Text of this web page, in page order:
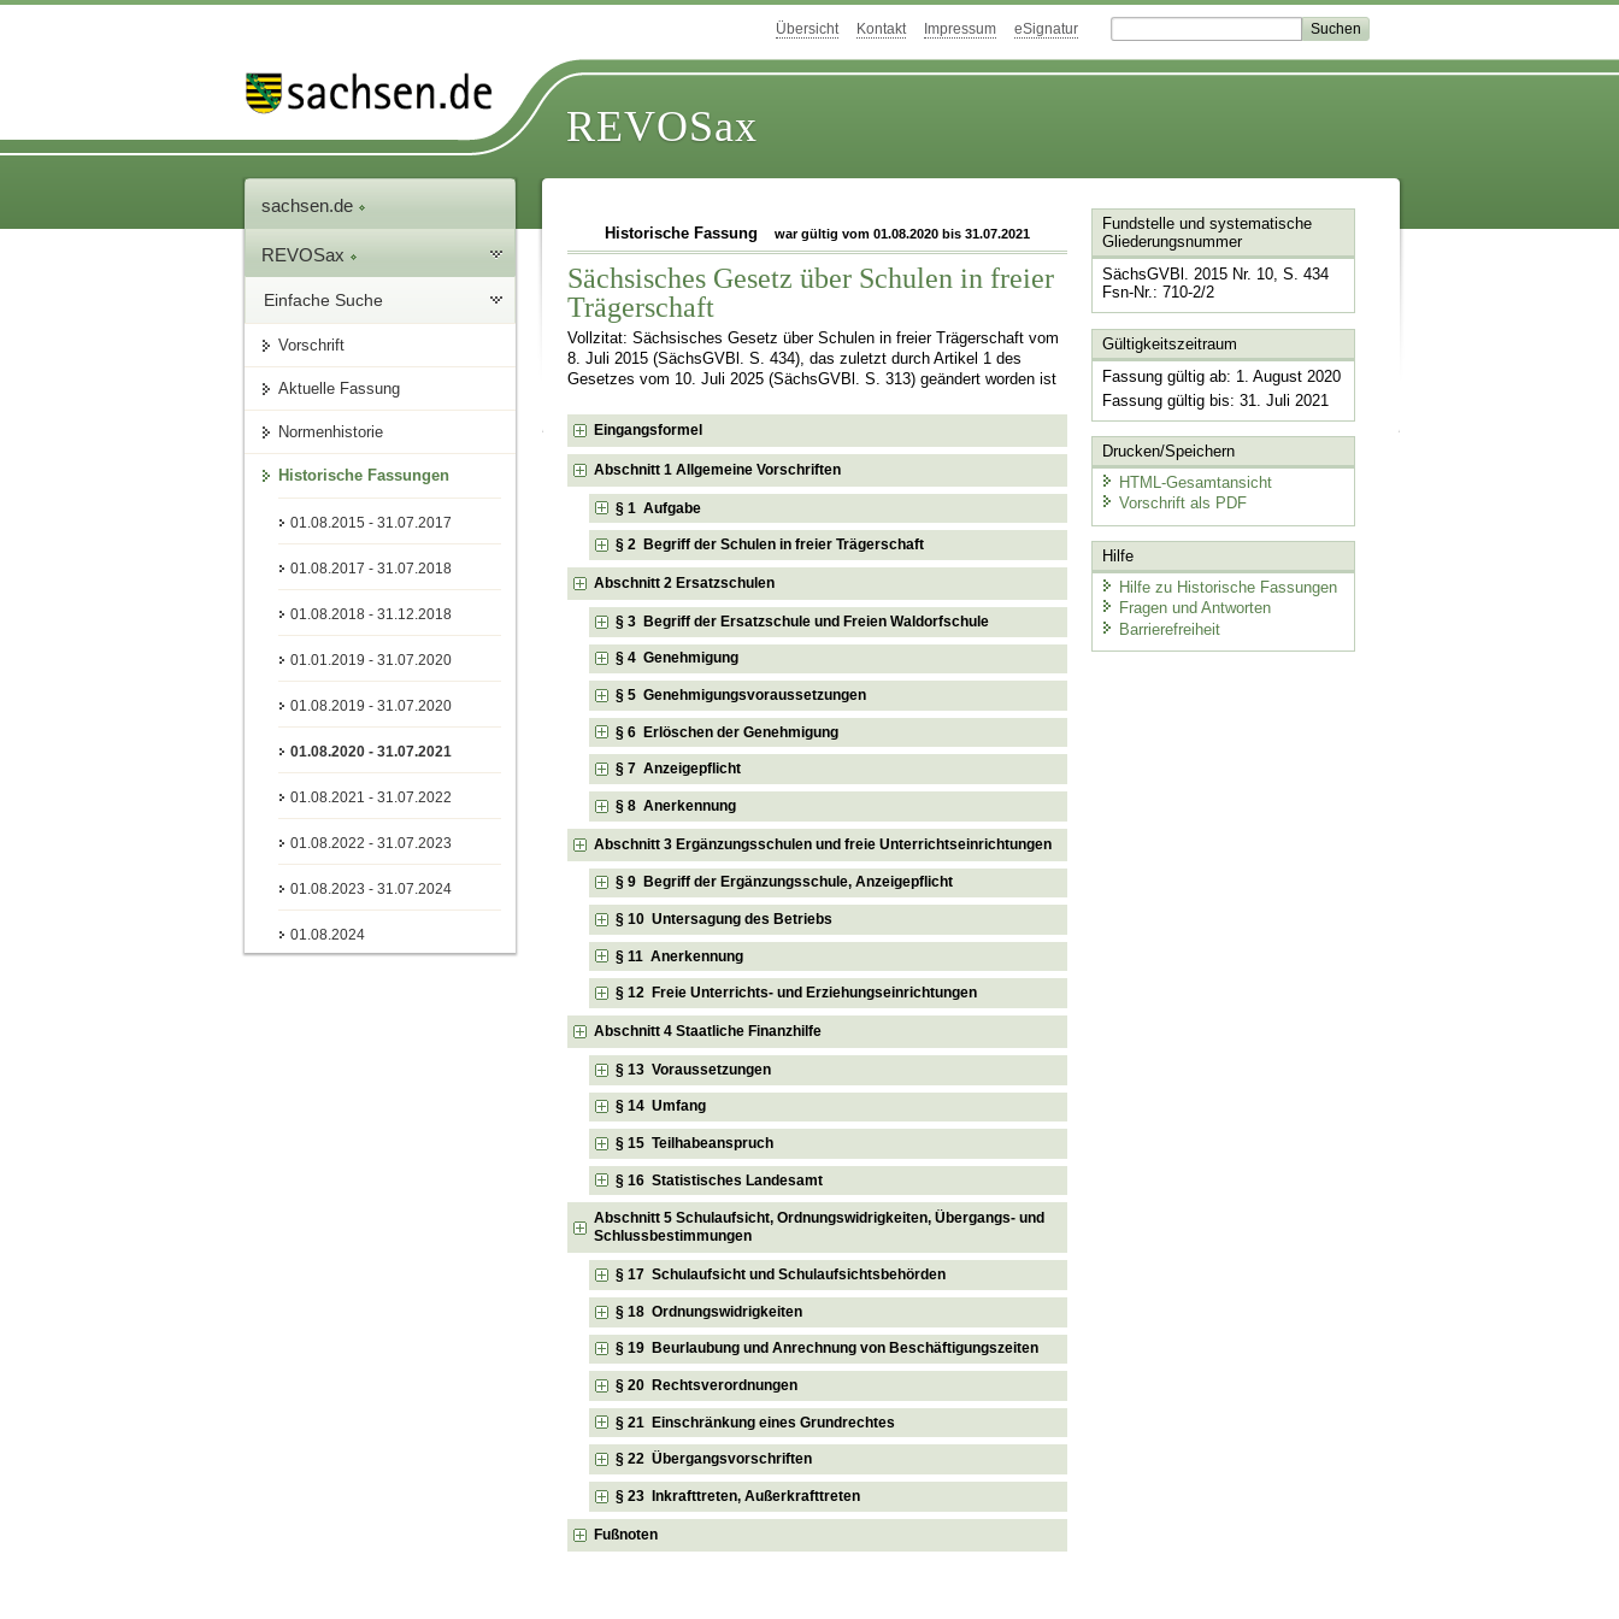
Übersicht Kontakt Impressum eSignatur
REVOSax
sachsen.de
REVOSax
Einfache Suche
Vorschrift
Aktuelle Fassung
Normenhistorie
Historische Fassungen
01.08.2015 - 31.07.2017
01.08.2017 - 31.07.2018
01.08.2018 - 31.12.2018
01.01.2019 - 31.07.2020
01.08.2019 - 31.07.2020
01.08.2020 - 31.07.2021
01.08.2021 - 31.07.2022
01.08.2022 - 31.07.2023
01.08.2023 - 31.07.2024
01.08.2024
Historische Fassung war gültig vom 01.08.2020 bis 31.07.2021
Sächsisches Gesetz über Schulen in freier
Trägerschaft
Vollzitat: Sächsisches Gesetz über Schulen in freier Trägerschaft vom
8. Juli 2015 (SächsGVBl. S. 434), das zuletzt durch Artikel 1 des
Gesetzes vom 10. Juli 2025 (SächsGVBl. S. 313) geändert worden ist
Eingangsformel
Abschnitt 1 Allgemeine Vorschriften
§ 1 Aufgabe
§ 2 Begriff der Schulen in freier Trägerschaft
Abschnitt 2 Ersatzschulen
§ 3 Begriff der Ersatzschule und Freien Waldorfschule
§ 4 Genehmigung
§ 5 Genehmigungsvoraussetzungen
§ 6 Erlöschen der Genehmigung
§ 7 Anzeigepflicht
§ 8 Anerkennung
Abschnitt 3 Ergänzungsschulen und freie Unterrichtseinrichtungen
§ 9 Begriff der Ergänzungsschule, Anzeigepflicht
§ 10 Untersagung des Betriebs
§ 11 Anerkennung
§ 12 Freie Unterrichts- und Erziehungseinrichtungen
Abschnitt 4 Staatliche Finanzhilfe
§ 13 Voraussetzungen
§ 14 Umfang
§ 15 Teilhabeanspruch
§ 16 Statistisches Landesamt
Abschnitt 5 Schulaufsicht, Ordnungswidrigkeiten, Übergangs- und
Schlussbestimmungen
§ 17 Schulaufsicht und Schulaufsichtsbehörden
§ 18 Ordnungswidrigkeiten
§ 19 Beurlaubung und Anrechnung von Beschäftigungszeiten
§ 20 Rechtsverordnungen
§ 21 Einschränkung eines Grundrechtes
§ 22 Übergangsvorschriften
§ 23 Inkrafttreten, Außerkrafttreten
Fußnoten
Fundstelle und systematische
Gliederungsnummer
SächsGVBl. 2015 Nr. 10, S. 434
Fsn-Nr.: 710-2/2
Gültigkeitszeitraum
Fassung gültig ab: 1. August 2020
Fassung gültig bis: 31. Juli 2021
Drucken/Speichern
HTML-Gesamtansicht
Vorschrift als PDF
Hilfe
Hilfe zu Historische Fassungen
Fragen und Antworten
Barrierefreiheit